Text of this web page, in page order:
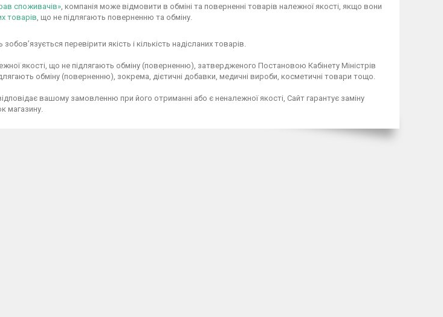
споживачів», компанія може відмовити в обміні та поверненні товарів належної якості, якщо вони
товарів, що не підлягають поверненню та обміну.
перевірити якість і кількість надісланих товарів.
якості, що не підлягають обміну (поверненню), затвердженого Постановою Кабінету Міністрів
обміну (поверненню), зокрема, дієтичні добавки, медичні вироби, косметичні товари тощо.
вашому замовленню при його отриманні або є неналежної якості, Сайт гарантує заміну
магазину.